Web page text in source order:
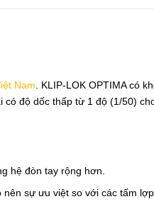
Nam
KLIP-LOK OPTIMA có
độ dốc thấp từ 1 độ (1/50)
hệ đòn tay rộng hơn.
sự ưu việt so với các tấm